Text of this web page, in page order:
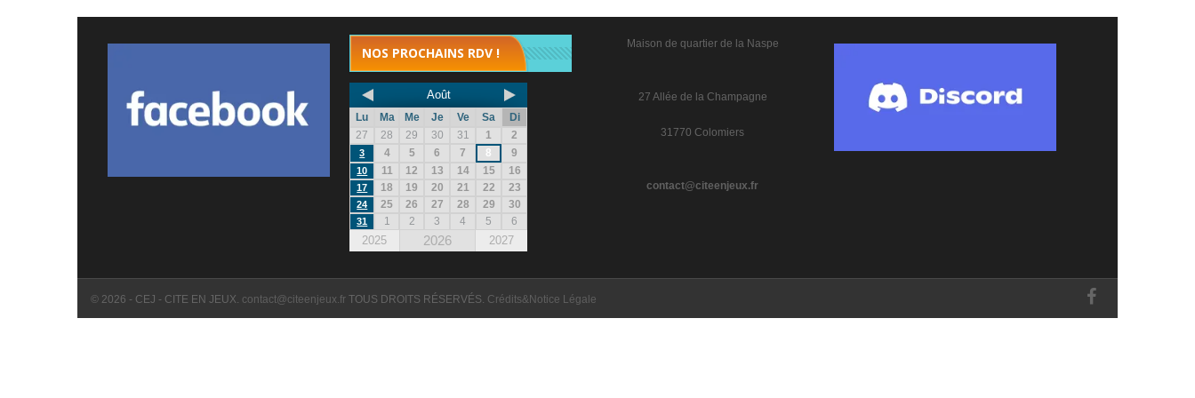
NOS PROCHAINS RDV !
Août
Lu Ma Me Je Ve Sa
Di
27
28 29 30 31 1 2
3 4 5 6 7 8 9
10 11 12 13 14 15 16
17 18 19 20 21 22 23
24 25 26 27 28 29 30
31 1 2 3 4 5 6
2025 2026 2027
Maison de quartier de la Naspe
27 Allée de la Champagne
31770 Colomiers
contact@citeenjeux.fr
© 2026 - CEJ - CITE EN JEUX. contact@citeenjeux.fr TOUS DROITS RÉSERVÉS. Crédits&Notice Légale